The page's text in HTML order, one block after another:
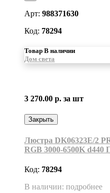
Арт: 988371630
Код: 78294
Товар В наличии
Дом света
3 270.00 р. за шт
Закрыть
Люстра DK06323E/2
RGB 3000-6500K
Код: 78294
В наличии: подробнее